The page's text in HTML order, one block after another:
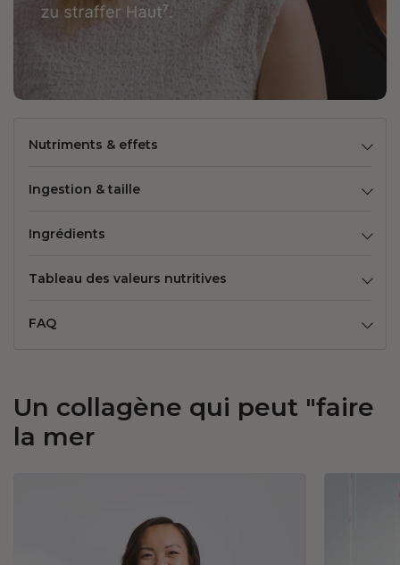
Nutriments & effets
Ingestion & taille
Ingrédients
Tableau des valeurs nutritives
FAQ
Un collagène qui peut "faire
la mer